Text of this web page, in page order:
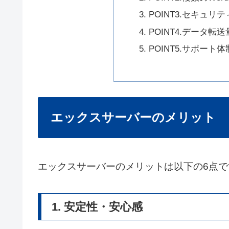
POINT3.セキュリテ
POINT4.データ転送
POINT5.サポート体
エックスサーバーのメリット
エックスサーバーのメリットは以下の6点で
1. 安定性・安心感